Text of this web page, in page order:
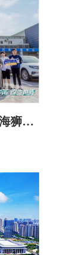
闪充中国 改变世界 | 2026款海狮06EV&海豹07EV上市品鉴会·厦门站圆满落幕